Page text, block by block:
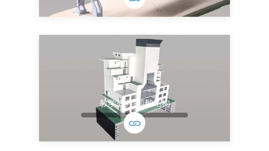
教学教具-船舶结构